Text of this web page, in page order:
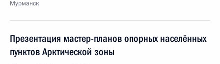
Мурманск
Презентация мастер-планов опорных населённых
пунктов Арктической зоны